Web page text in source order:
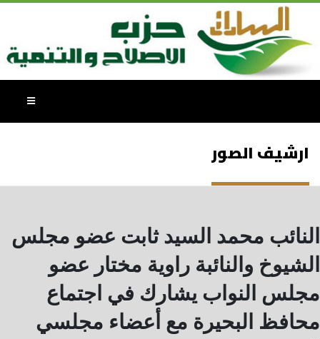
ارشيف الصور
النائب محمد السيد ثابت عضو مجلس
الشيوخ والنائبة راوية مختار عضو
مجلس النواب يشارك في اجتماع
محافظ البحيرة مع أعضاء مجلسي